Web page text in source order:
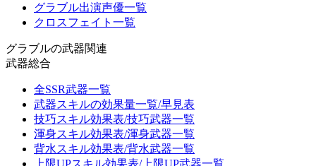
グラブル出演声優一覧
クロスフェイト一覧
グラブルの武器関連
武器総合
全SSR武器一覧
武器スキルの効果量一覧/早見表
技巧スキル効果表/技巧武器一覧
渾身スキル効果表/渾身武器一覧
背水スキル効果表/背水武器一覧
上限UPスキル効果表/上限UP武器一覧